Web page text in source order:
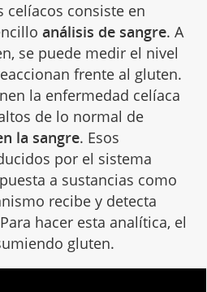
celíacos consiste en
análisis de sangre. A
se puede medir el nivel
frente al gluten.
la enfermedad celíaca
de lo normal de
la sangre. Esos
por el sistema
a sustancias como
recibe y detecta
hacer esta analítica, el
gluten.